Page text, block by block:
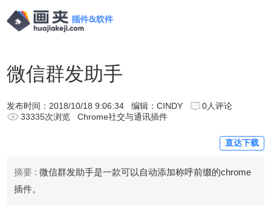
微信群发助手
发布时间： 2018/10/18 9:06:34 编辑：CINDY
0人评论
33335次浏览
Chrome社交与通讯插件
直达下载
摘要 : 微信群发助手是一款可以自动添加称呼前缀的chrome
插件。